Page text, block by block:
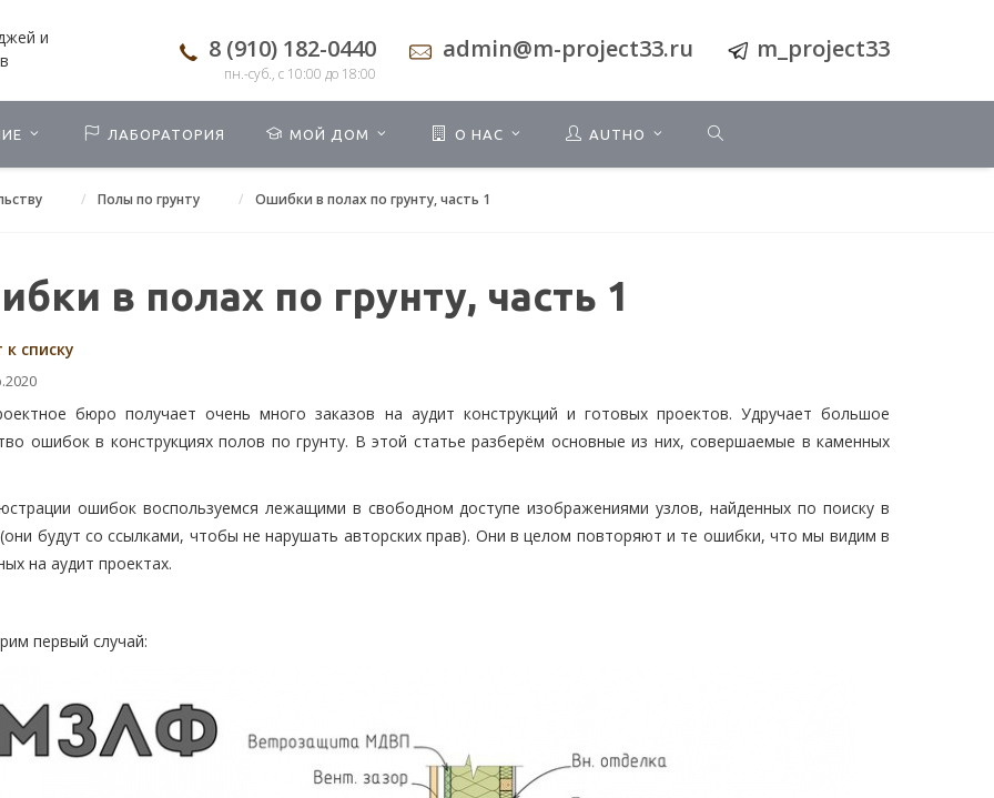
и
8 (910) 182-0440
пн.-суб., с 10:00 до 18:00
admin@m-project33.ru m_project33
ЛАБОРАТОРИЯ МОЙ ДОМ О НАС AUTHO
Полы по грунту Ошибки в полах по грунту, часть 1
в полах по грунту, часть 1
к списку
бюро получает очень много заказов на аудит конструкций и готовых проектов. Удручает большое
ошибок в конструкциях полов по грунту. В этой статье разберём основные из них, совершаемые в каменных
ошибок воспользуемся лежащими в свободном доступе изображениями узлов, найденных по поиску в
будут со ссылками, чтобы не нарушать авторских прав). Они в целом повторяют и те ошибки, что мы видим в
на аудит проектах.
первый случай: